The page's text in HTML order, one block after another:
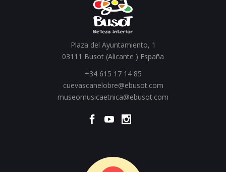
Plaza del Ayuntamiento, 1
03111 Busot (Alicante ) España
+34 615 17 14 85
cuevascanelobre@ebusot.com
museomusicaetnica@ebusot.com